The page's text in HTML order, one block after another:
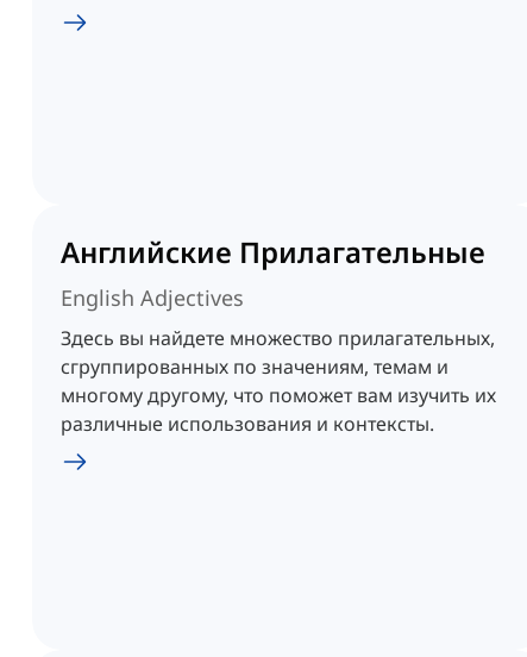
Английские Прилагательные
English Adjectives
Здесь вы найдете множество прилагательных,
сгруппированных по значениям, темам и
многому другому, что поможет вам изучить их
различные использования и контексты.